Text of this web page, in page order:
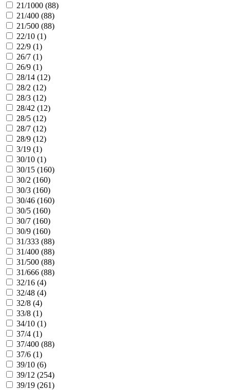
21/1000 (88)
21/400 (88)
21/500 (88)
22/10 (1)
22/9 (1)
26/7 (1)
26/9 (1)
28/14 (12)
28/2 (12)
28/3 (12)
28/42 (12)
28/5 (12)
28/7 (12)
28/9 (12)
3/19 (1)
30/10 (1)
30/15 (160)
30/2 (160)
30/3 (160)
30/46 (160)
30/5 (160)
30/7 (160)
30/9 (160)
31/333 (88)
31/400 (88)
31/500 (88)
31/666 (88)
32/16 (4)
32/48 (4)
32/8 (4)
33/8 (1)
34/10 (1)
37/4 (1)
37/400 (88)
37/6 (1)
39/10 (6)
39/12 (254)
39/19 (261)